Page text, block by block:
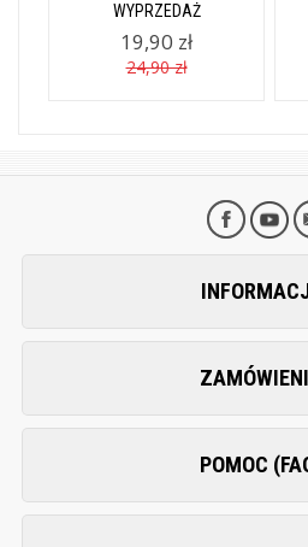
WYPRZEDAŻ
19,90 zł
24,90 zł
POMOC